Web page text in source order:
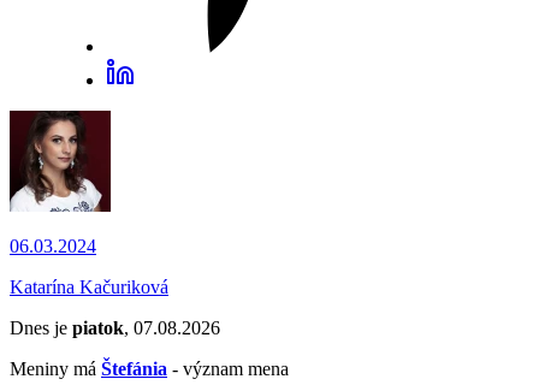
06.03.2024
Katarína Kačuriková
Dnes je piatok, 07.08.2026
Meniny má Štefánia - význam mena